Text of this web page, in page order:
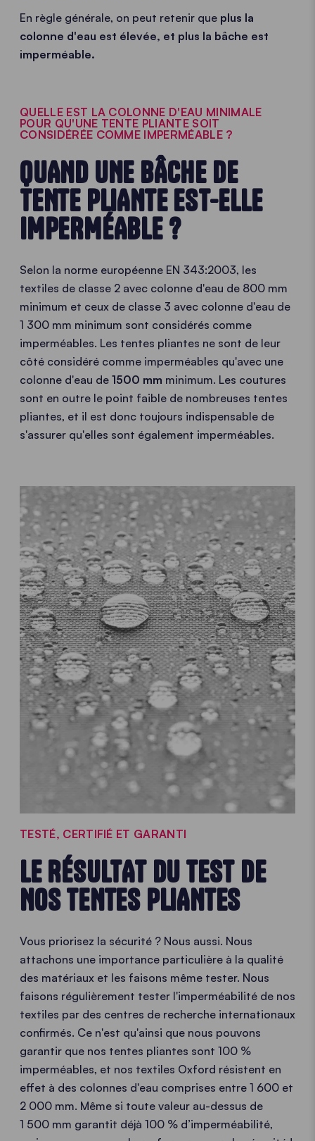
En règle générale, on peut retenir que plus la
colonne d'eau est élevée, et plus la bâche est
imperméable.
QUELLE EST LA COLONNE D'EAU MINIMALE
POUR QU'UNE TENTE PLIANTE SOIT
CONSIDÉRÉE COMME IMPERMÉABLE ?
QUAND UNE BÂCHE DE
TENTE PLIANTE EST-ELLE
IMPERMÉABLE ?
Selon la norme européenne EN 343:2003, les
textiles de classe 2 avec colonne d'eau de 800 mm
minimum et ceux de classe 3 avec colonne d'eau de
1 300 mm minimum sont considérés comme
imperméables. Les tentes pliantes ne sont de leur
côté considéré comme imperméables qu'avec une
colonne d'eau de 1500 mm minimum. Les coutures
sont en outre le point faible de nombreuses tentes
pliantes, et il est donc toujours indispensable de
s'assurer qu'elles sont également imperméables.
TESTÉ, CERTIFIÉ ET GARANTI
LE RÉSULTAT DU TEST DE
NOS TENTES PLIANTES
Vous priorisez la sécurité ? Nous aussi. Nous
attachons une importance particulière à la qualité
des matériaux et les faisons même tester. Nous
faisons régulièrement tester l'imperméabilité de nos
textiles par des centres de recherche internationaux
confirmés. Ce n'est qu'ainsi que nous pouvons
garantir que nos tentes pliantes sont 100 %
imperméables, et nos textiles Oxford résistent en
effet à des colonnes d'eau comprises entre 1 600 et
2 000 mm. Même si toute valeur au-dessus de
1 500 mm garantit déjà 100 % d’imperméabilité,